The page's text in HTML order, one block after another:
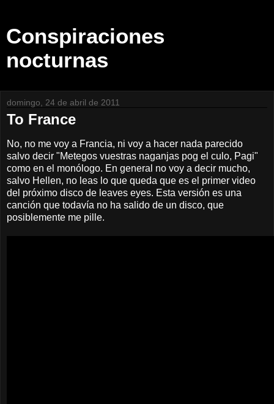
Conspiraciones
nocturnas
domingo, 24 de abril de 2011
To France
No, no me voy a Francia, ni voy a hacer nada parecido
salvo decir "Metegos vuestras naganjas pog el culo, Pagi"
como en el monólogo. En general no voy a decir mucho,
salvo Hellen, no leas lo que queda que es el primer video
del próximo disco de leaves eyes. Esta versión es una
canción que todavía no ha salido de un disco, que
posiblemente me pille.